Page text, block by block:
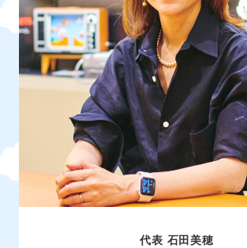
代表 石田美穂